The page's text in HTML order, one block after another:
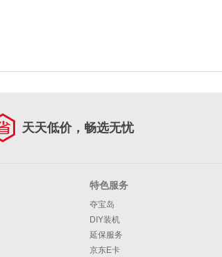
天天低价，畅选无忧
特色服务
夺宝岛
DIY装机
延保服务
京东E卡